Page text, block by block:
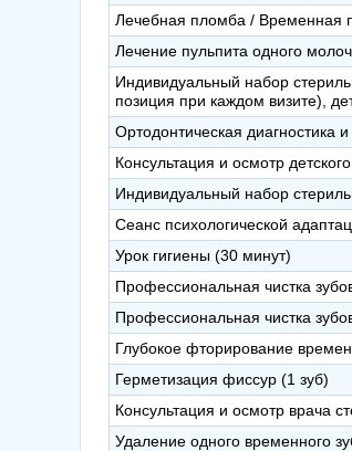
Лечебная пломба / Временная
Лечение пульпита одного
Индивидуальный набор
позиция при каждом визите),
Ортодонтическая диагностика
Консультация и осмотр
Индивидуальный набор
Сеанс психологической
Урок гигиены (30 минут)
Профессиональная чистка
Профессиональная чистка
Глубокое фторирование
Герметизация фиссур (1 зуб)
Консультация и осмотр врача
Удаление одного временного